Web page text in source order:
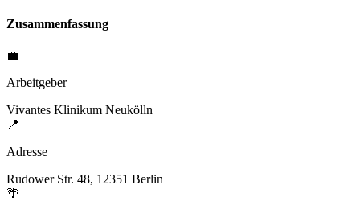
Zusammenfassung
💼
Arbeitgeber
Vivantes Klinikum Neukölln
📍
Adresse
Rudower Str. 48, 12351 Berlin
🌴